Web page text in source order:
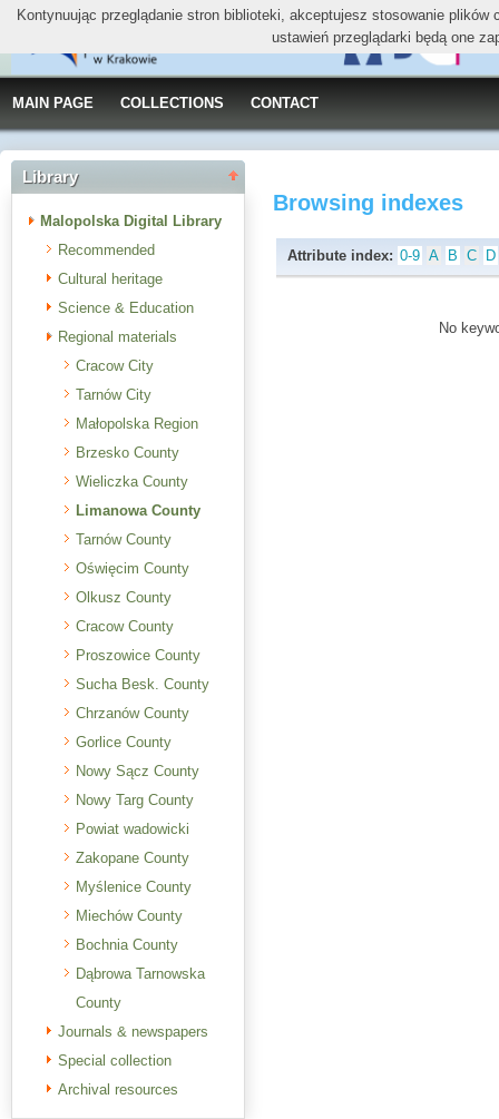
MAIN PAGE COLLECTIONS CONTACT
Library
Malopolska Digital Library
Recommended
Cultural heritage
Science & Education
Regional materials
Cracow City
Tarnów City
Małopolska Region
Brzesko County
Wieliczka County
Limanowa County
Tarnów County
Oświęcim County
Olkusz County
Cracow County
Proszowice County
Sucha Besk. County
Chrzanów County
Gorlice County
Nowy Sącz County
Nowy Targ County
Powiat wadowicki
Zakopane County
Myślenice County
Miechów County
Bochnia County
Dąbrowa Tarnowska
County
Journals & newspapers
Special collection
Archival resources
Browsing indexes
Attribute index: 0-9 A B C D
No
Kontynuując przeglądanie stron biblioteki, akceptujesz stosowanie
ustawień przeglądarki będą one